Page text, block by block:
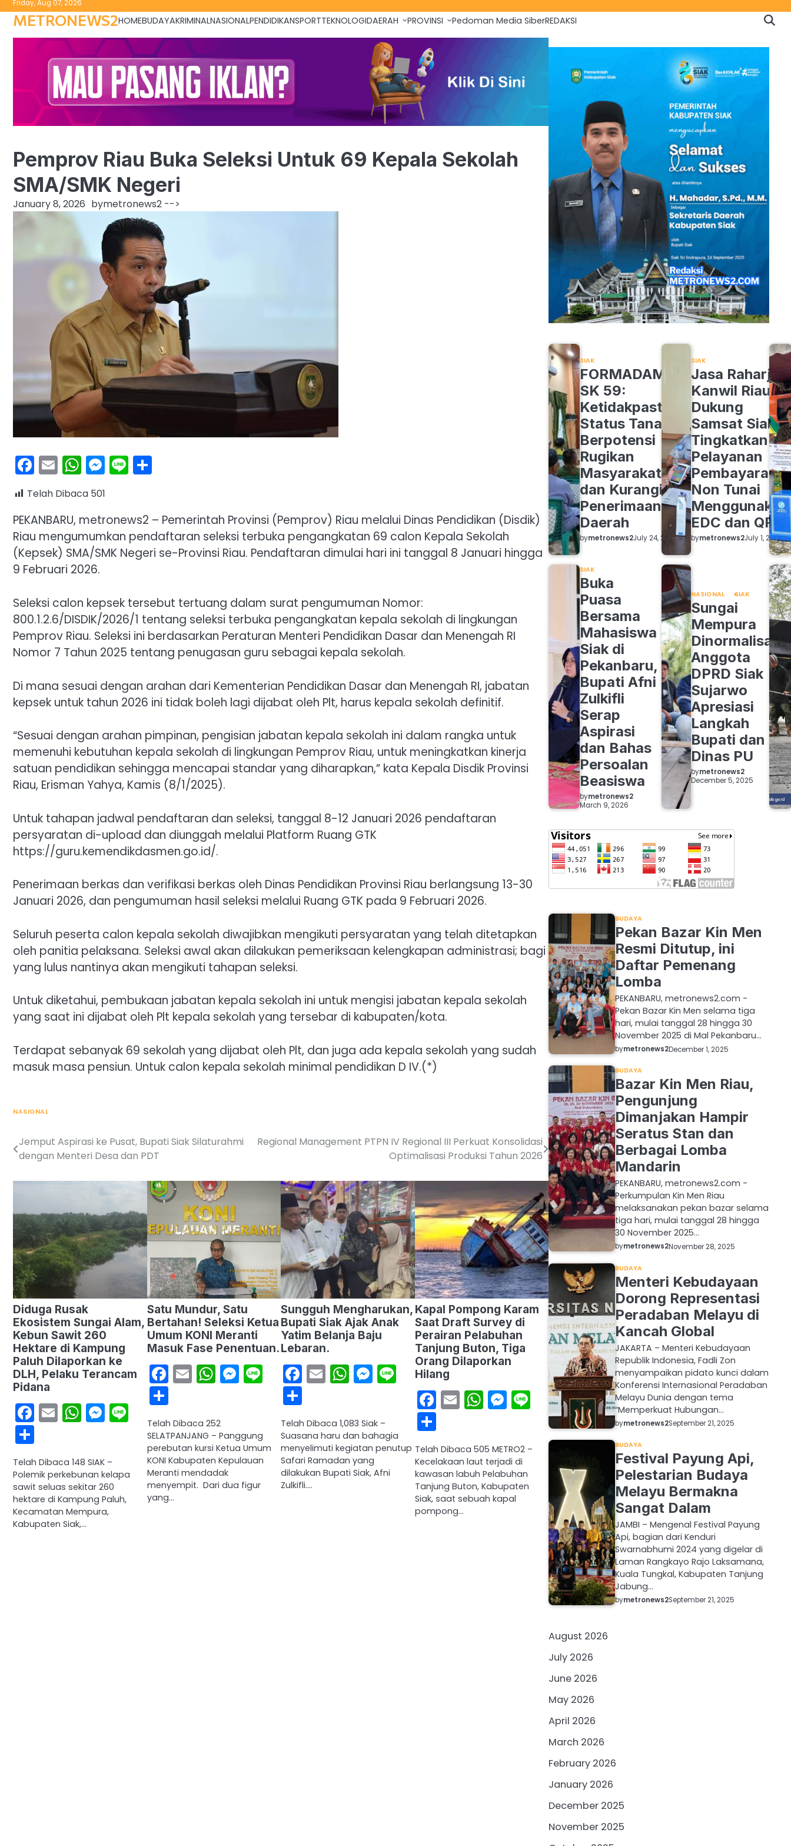
to
content
Friday, Aug 07, 2026
METRONEWS2HOMEBUDAYAKRIMINALNASIONALPENDIDIKANSPORTTEKNOLOGIDAERAH PROVINSI Pedoman Media SiberREDAKSI
Pemprov Riau Buka Seleksi Untuk 69 Kepala Sekolah
SMA/SMK Negeri
January 8, 2026 bymetronews2 -->
Facebook
EmailWhatsApp
Messenger
Line
Telah Dibaca 501
PEKANBARU, metronews2 – Pemerintah Provinsi (Pemprov) Riau melalui Dinas Pendidikan (Disdik)
Riau mengumumkan pendaftaran seleksi terbuka pengangkatan 69 calon Kepala Sekolah
(Kepsek) SMA/SMK Negeri se-Provinsi Riau. Pendaftaran dimulai hari ini tanggal 8 Januari hingga
9 Februari 2026.
Seleksi calon kepsek tersebut tertuang dalam surat pengumuman Nomor:
800.1.2.6/DISDIK/2026/1 tentang seleksi terbuka pengangkatan kepala sekolah di lingkungan
Pemprov Riau. Seleksi ini berdasarkan Peraturan Menteri Pendidikan Dasar dan Menengah RI
Nomor 7 Tahun 2025 tentang penugasan guru sebagai kepala sekolah.
Di mana sesuai dengan arahan dari Kementerian Pendidikan Dasar dan Menengah RI, jabatan
kepsek untuk tahun 2026 ini tidak boleh lagi dijabat oleh Plt, harus kepala sekolah definitif.
“Sesuai dengan arahan pimpinan, pengisian jabatan kepala sekolah ini dalam rangka untuk
memenuhi kebutuhan kepala sekolah di lingkungan Pemprov Riau, untuk meningkatkan kinerja
satuan pendidikan sehingga mencapai standar yang diharapkan,” kata Kepala Disdik Provinsi
Riau, Erisman Yahya, Kamis (8/1/2025).
Untuk tahapan jadwal pendaftaran dan seleksi, tanggal 8-12 Januari 2026 pendaftaran
persyaratan di-upload dan diunggah melalui Platform Ruang GTK
https://guru.kemendikdasmen.go.id/.
Penerimaan berkas dan verifikasi berkas oleh Dinas Pendidikan Provinsi Riau berlangsung 13-30
Januari 2026, dan pengumuman hasil seleksi melalui Ruang GTK pada 9 Februari 2026.
Seluruh peserta calon kepala sekolah diwajibkan mengikuti persyaratan yang telah ditetapkan
oleh panitia pelaksana. Seleksi awal akan dilakukan pemeriksaan kelengkapan administrasi; bagi
yang lulus nantinya akan mengikuti tahapan seleksi.
Untuk diketahui, pembukaan jabatan kepala sekolah ini untuk mengisi jabatan kepala sekolah
yang saat ini dijabat oleh Plt kepala sekolah yang tersebar di kabupaten/kota.
Terdapat sebanyak 69 sekolah yang dijabat oleh Plt, dan juga ada kepala sekolah yang sudah
masuk masa pensiun. Untuk calon kepala sekolah minimal pendidikan D IV.(*)
NASIONAL
Post
navigation
Jemput Aspirasi ke Pusat, Bupati Siak Silaturahmi
dengan Menteri Desa dan PDT
Regional Management PTPN IV Regional III Perkuat Konsolidasi
Optimalisasi Produksi Tahun 2026
Diduga Rusak
Ekosistem Sungai Alam,
Kebun Sawit 260
Hektare di Kampung
Paluh Dilaporkan ke
DLH, Pelaku Terancam
Pidana
Facebook
EmailWhatsApp
Messenger
Line
Telah Dibaca 148 SIAK –
Polemik perkebunan kelapa
sawit seluas sekitar 260
hektare di Kampung Paluh,
Kecamatan Mempura,
Kabupaten Siak,…
Satu Mundur, Satu
Bertahan! Seleksi Ketua
Umum KONI Meranti
Masuk Fase Penentuan.
Facebook
EmailWhatsApp
Messenger
Line
Share
Telah Dibaca 252
SELATPANJANG – Panggung
perebutan kursi Ketua Umum
KONI Kabupaten Kepulauan
Meranti mendadak
menyempit. Dari dua figur
yang…
Sungguh Mengharukan,
Bupati Siak Ajak Anak
Yatim Belanja Baju
Lebaran.
Facebook
EmailWhatsApp
Messenger
Line
Telah Dibaca 1,083 Siak –
Suasana haru dan bahagia
menyelimuti kegiatan penutup
Safari Ramadan yang
dilakukan Bupati Siak, Afni
Zulkifli.…
Kapal Pompong Karam
Saat Draft Survey di
Perairan Pelabuhan
Tanjung Buton, Tiga
Orang Dilaporkan
Hilang
Facebook
EmailWhatsApp
Messenger
Line
Share
Telah Dibaca 505 METRO2 –
Kecelakaan laut terjadi di
kawasan labuh Pelabuhan
Tanjung Buton, Kabupaten
Siak, saat sebuah kapal
pompong…
SIAK
FORMADAM
SK 59:
Ketidakpastian
Status Tanah
Berpotensi
Rugikan
Masyarakat
dan Kurangi
Penerimaan
Daerah
bymetronews2July 24, 2026
SIAK
Jasa Raharja
Kanwil Riau
Dukung
Samsat Siak
Tingkatkan
Pelayanan
Pembayaran
Non Tunai
Menggunakan
EDC dan QRIS
bymetronews2July 1, 2026
SIAK
Buka
Puasa
Bersama
Mahasiswa
Siak di
Pekanbaru,
Bupati Afni
Zulkifli
Serap
Aspirasi
dan Bahas
Persoalan
Beasiswa
bymetronews2
March 9, 2026
NASIONAL SIAK
Sungai
Mempura
Dinormalisasi,
Anggota
DPRD Siak
Sujarwo
Apresiasi
Langkah
Bupati dan
Dinas PU
bymetronews2
December 5, 2025
BUDAYA
Pekan Bazar Kin Men
Resmi Ditutup, ini
Daftar Pemenang
Lomba
PEKANBARU, metronews2.com -
Pekan Bazar Kin Men selama tiga
hari, mulai tanggal 28 hingga 30
November 2025 di Mal Pekanbaru…
bymetronews2December 1, 2025
BUDAYA
Bazar Kin Men Riau,
Pengunjung
Dimanjakan Hampir
Seratus Stan dan
Berbagai Lomba
Mandarin
PEKANBARU, metronews2.com -
Perkumpulan Kin Men Riau
melaksanakan pekan bazar selama
tiga hari, mulai tanggal 28 hingga
30 November 2025…
bymetronews2November 28, 2025
BUDAYA
Menteri Kebudayaan
Dorong Representasi
Peradaban Melayu di
Kancah Global
JAKARTA – Menteri Kebudayaan
Republik Indonesia, Fadli Zon
menyampaikan pidato kunci dalam
Konferensi Internasional Peradaban
Melayu Dunia dengan tema
“Memperkuat Hubungan…
bymetronews2September 21, 2025
BUDAYA
Festival Payung Api,
Pelestarian Budaya
Melayu Bermakna
Sangat Dalam
JAMBI – Mengenal Festival Payung
Api, bagian dari Kenduri
Swarnabhumi 2024 yang digelar di
Laman Rangkayo Rajo Laksamana,
Kuala Tungkal, Kabupaten Tanjung
Jabung…
bymetronews2September 21, 2025
August 2026
July 2026
June 2026
May 2026
April 2026
March 2026
February 2026
January 2026
December 2025
November 2025